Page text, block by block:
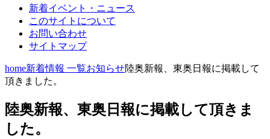
新着イベント・ニュース
このサイトについて
お問い合わせ
サイトマップ
home新着情報 一覧お知らせ陸奥新報、東奥日報に掲載して
頂きました。
陸奥新報、東奥日報に掲載して頂きま
した。